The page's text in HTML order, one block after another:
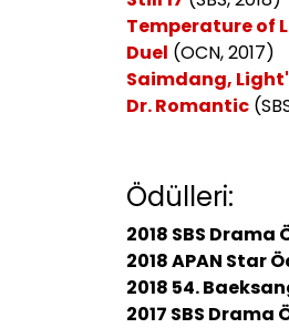
Temperature of
Duel (OCN, 2017)
Saimdang,
Dr. Romantic
Ödülleri:
2018 SBS Drama
2018 APAN Star
2018 54.
2017 SBS Drama